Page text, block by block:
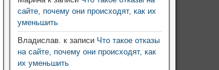
сайте, почему они происходят, как их
уменьшить
Владислав. к записи Что такое отказы
на сайте, почему они происходят, как
их уменьшить